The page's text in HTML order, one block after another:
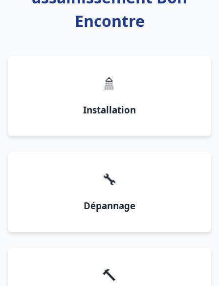
Encontre
🚿
Installation
🔧
Dépannage
🔨